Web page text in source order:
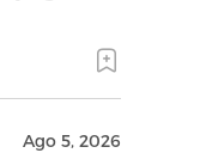
Ago 5, 2026